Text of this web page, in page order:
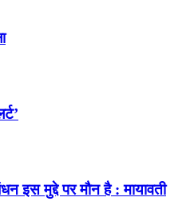
इस मुद्दे पर मौन है : मायावती